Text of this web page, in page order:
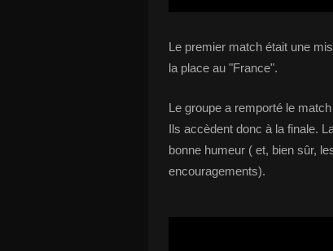
Le premier match était une
la place au "France".
Le groupe a remporté le
Ils accèdent donc à la finale.
bonne humeur ( et, bien sûr,
encouragements).